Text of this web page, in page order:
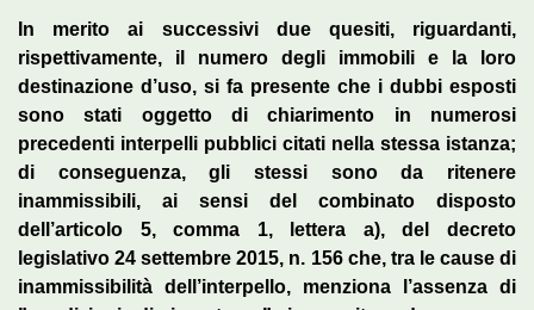
In merito ai successivi due quesiti, riguardanti,
rispettivamente, il numero degli immobili e la loro
destinazione d’uso, si fa presente che i dubbi esposti
sono stati oggetto di chiarimento in numerosi
precedenti interpelli pubblici citati nella stessa istanza;
di conseguenza, gli stessi sono da ritenere
inammissibili, ai sensi del combinato disposto
dell’articolo 5, comma 1, lettera a), del decreto
legislativo 24 settembre 2015, n. 156 ­che, tra le cause di
inammissibilità dell’interpello, menziona l’assenza di